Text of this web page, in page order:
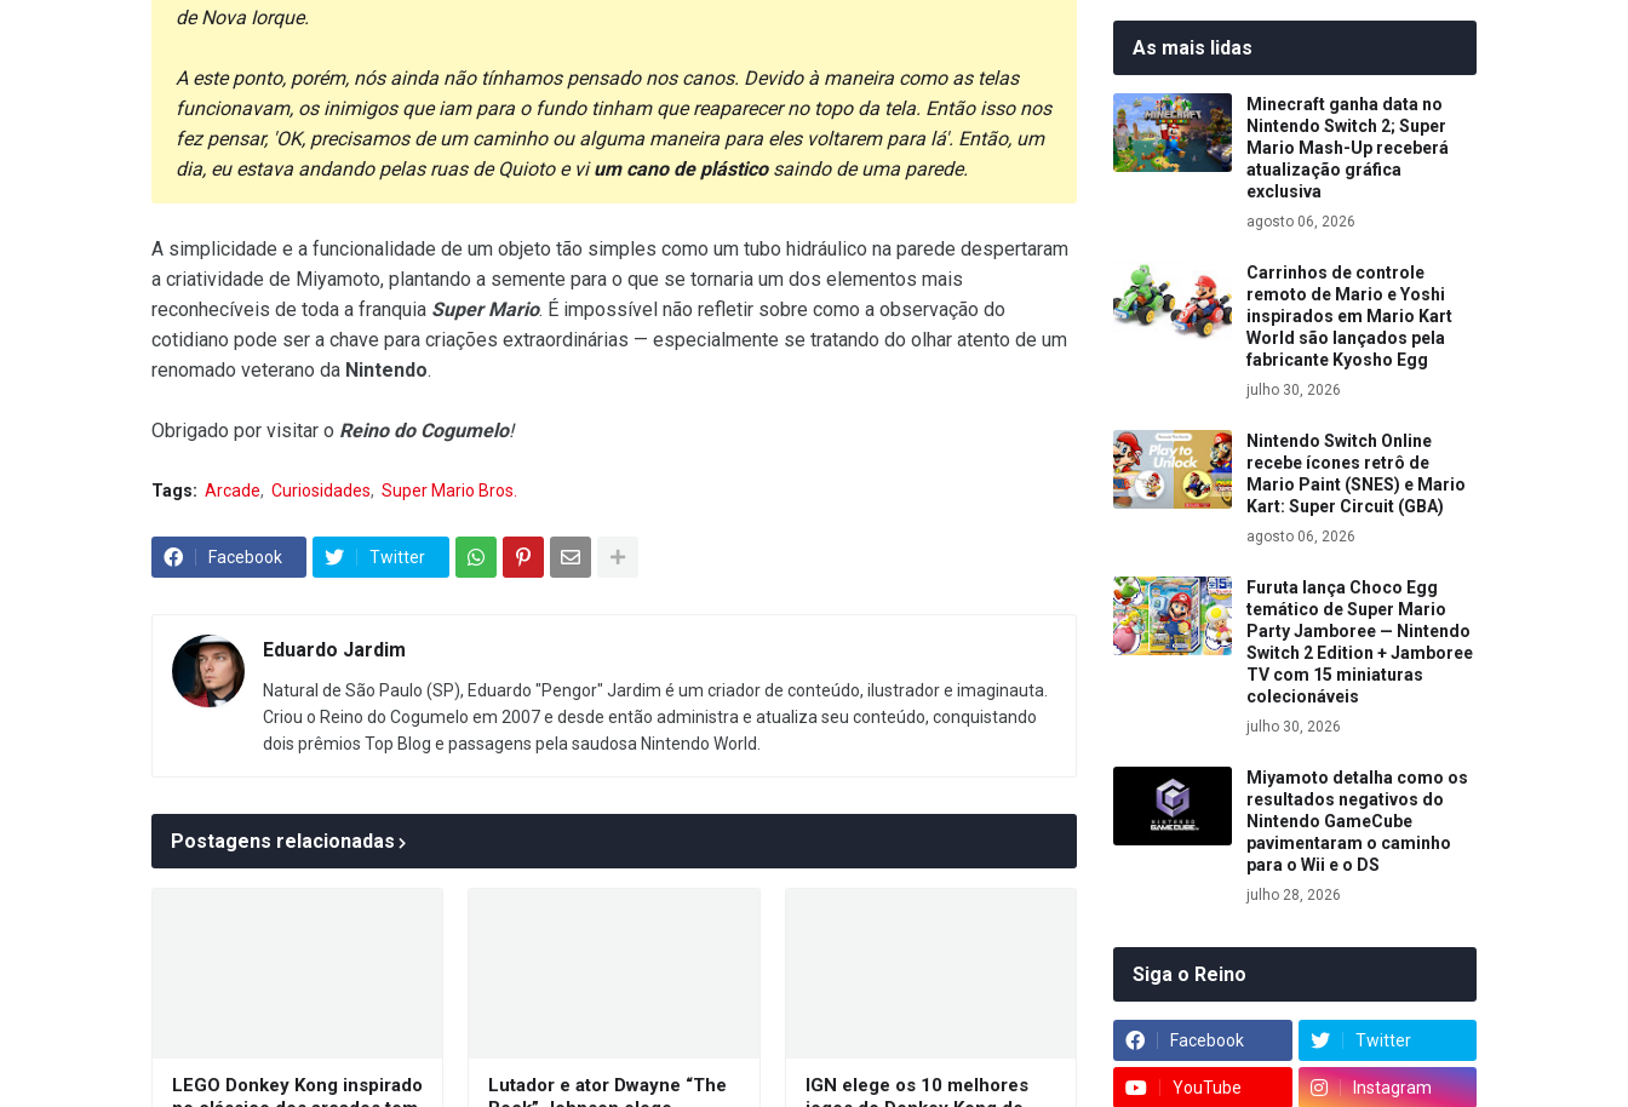
de Nova Iorque.
A este ponto, porém, nós ainda não tínhamos pensado nos canos. Devido à maneira como as telas
funcionavam, os inimigos que iam para o fundo tinham que reaparecer no topo da tela. Então isso nos
fez pensar, 'OK, precisamos de um caminho ou alguma maneira para eles voltarem para lá'. Então, um
dia, eu estava andando pelas ruas de Quioto e vium cano de plásticosaindo de uma parede.
A simplicidade e a funcionalidade de um objeto tão simples como um tubo hidráulico na parede despertaram
a criatividade de Miyamoto, plantando a semente para o que se tornaria um dos elementos mais
reconhecíveis de toda a franquia Super Mario. É impossível não refletir sobre como a observação do
cotidiano pode ser a chave para criações extraordinárias — especialmente se tratando do olhar atento de um
renomado veterano da Nintendo.
Obrigado por visitar o Reino do Cogumelo!
Tags: Arcade Curiosidades Super Mario Bros.
Facebook Twitter
Eduardo Jardim
Natural de São Paulo (SP), Eduardo "Pengor" Jardim é um criador de conteúdo, ilustrador e imaginauta.
Criou o Reino do Cogumelo em 2007 e desde então administra e atualiza seu conteúdo, conquistando
dois prêmios Top Blog e passagens pela saudosa Nintendo World.
Postagens relacionadas
LEGO Donkey Kong inspirado
Lutador e ator Dwayne “The
IGN elege os 10 melhores
As mais lidas
Minecraft ganha data no
Nintendo Switch 2; Super
Mario Mash-Up receberá
atualização gráfica
exclusiva
agosto 06, 2026
Carrinhos de controle
remoto de Mario e Yoshi
inspirados em Mario Kart
World são lançados pela
fabricante Kyosho Egg
julho 30, 2026
Nintendo Switch Online
recebe ícones retrô de
Mario Paint (SNES) e Mario
Kart: Super Circuit (GBA)
agosto 06, 2026
Furuta lança Choco Egg
temático de Super Mario
Party Jamboree — Nintendo
Switch 2 Edition + Jamboree
TV com 15 miniaturas
colecionáveis
julho 30, 2026
Miyamoto detalha como os
resultados negativos do
Nintendo GameCube
pavimentaram o caminho
para o Wii e o DS
julho 28, 2026
Siga o Reino
Facebook Twitter
YouTube Instagram